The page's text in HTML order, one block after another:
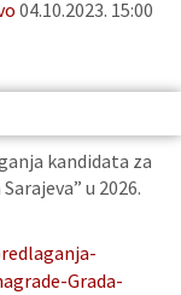
04.10.2023. 15:00
kandidata za
u 2026.
Grada-